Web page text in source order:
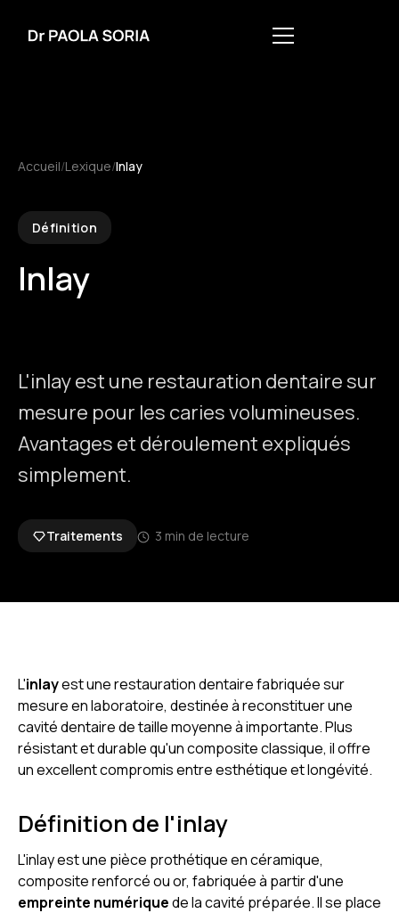
Accueil/Lexique/Inlay
Définition
Inlay
L'inlay est une restauration dentaire sur
mesure pour les caries volumineuses.
Avantages et déroulement expliqués
simplement.
Traitements 3 min de lecture
L'inlayest une restauration dentaire fabriquée sur
mesure en laboratoire, destinée à reconstituer une
cavité dentaire de taille moyenne à importante. Plus
résistant et durable qu'un composite classique, il offre
un excellent compromis entre esthétique et longévité.
Définition de l'inlay
L'inlay est une pièce prothétique en céramique,
composite renforcé ou or, fabriquée à partir d'une
empreinte numériquede la cavité préparée. Il se place